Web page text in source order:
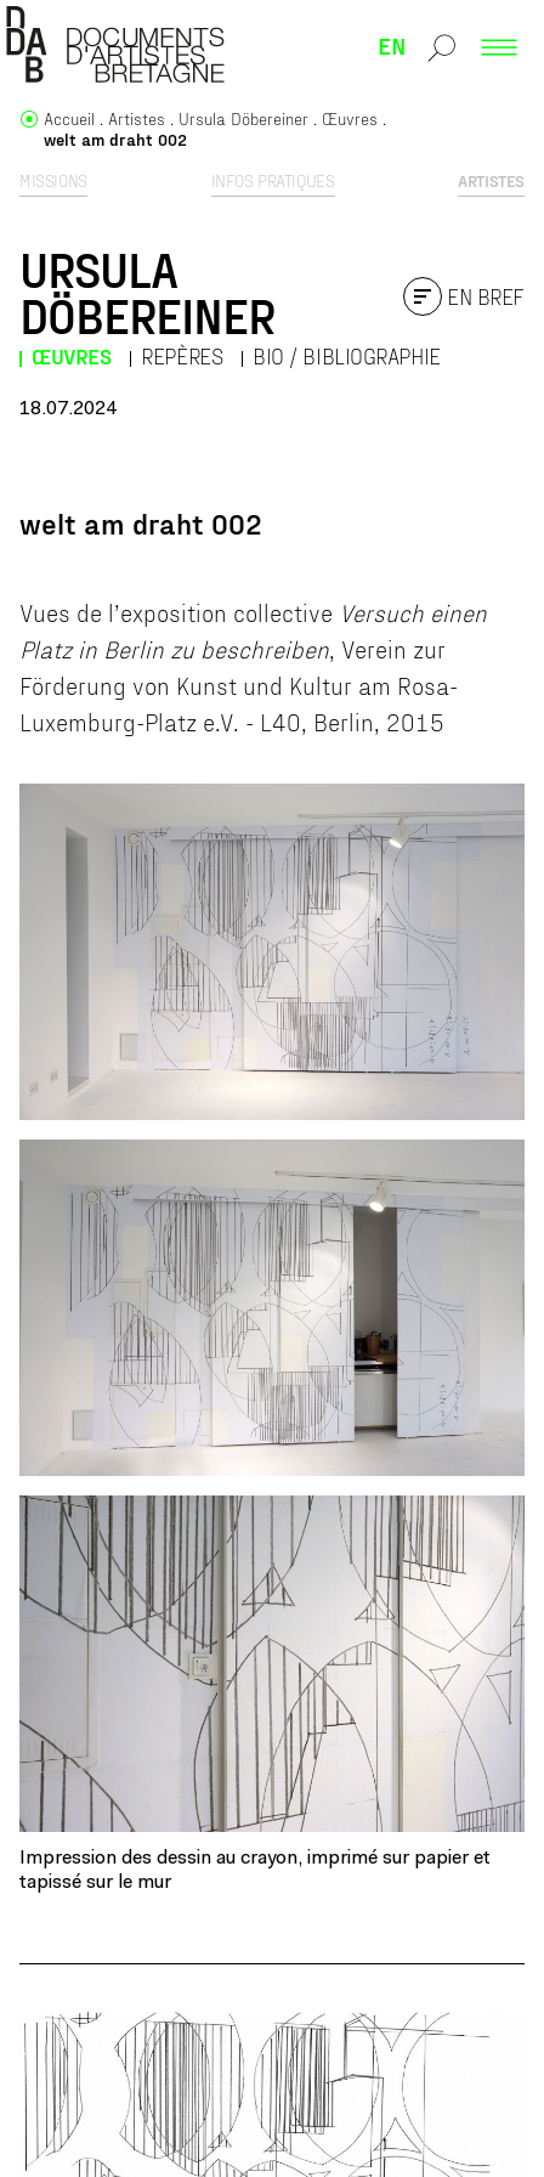
EN
MISSIONS INFOS PRATIQUES ARTISTES
Accueil Artistes Ursula Döbereiner
Œuvres
welt am draht 002
URSULA
DÖBEREINER
ŒUVRES REPÈRES BIO / BIBLIOGRAPHIE
EN BREF
18.07.2024
welt am draht 002
Vues de l’exposition collective Versuch einen
Platz in Berlin zu beschreiben , Verein zur
Förderung von Kunst und Kultur am Rosa-
Luxemburg-Platz e.V. - L40, Berlin, 2015
Impression des dessin au crayon, imprimé sur papier et
tapissé sur le mur